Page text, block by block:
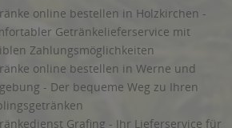
online bestellen in Holzkirchen -
Getränkelieferservice mit
Zahlungsmöglichkeiten
online bestellen in Werne und
- Der bequeme Weg zu Ihren
Grafing - Ihr Lieferservice für